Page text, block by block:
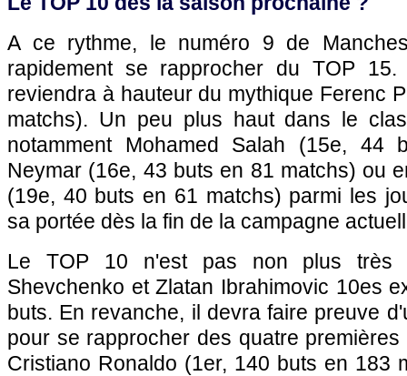
A ce rythme, le numéro 9 de
rapidement se rapprocher du TOP
reviendra à hauteur du mythique Ferenc
matchs). Un peu plus haut dans le
notamment Mohamed Salah (15e, 44
Neymar (16e, 43 buts en 81 matchs) ou
(19e, 40 buts en 61 matchs) parmi les
sa portée dès la fin de la campagne
Le TOP 10 n'est pas non plus très
Shevchenko et Zlatan Ibrahimovic 10es
buts. En revanche, il devra faire preuve
pour se rapprocher des quatre
Cristiano Ronaldo (1er, 140 buts en 183